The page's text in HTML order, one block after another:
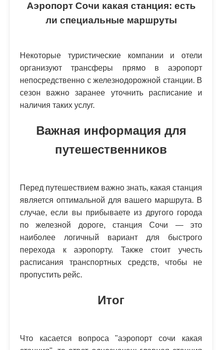
Аэропорт Сочи какая станция: есть
ли специальные маршруты
Некоторые туристические компании и отели
организуют трансферы прямо в аэропорт
непосредственно с железнодорожной станции. В
сезон важно заранее уточнить расписание и
наличия таких услуг.
Важная информация для
путешественников
Перед путешествием важно знать, какая станция
является оптимальной для вашего маршрута. В
случае, если вы прибываете из другого города
по железной дороге, станция Сочи — это
наиболее логичный вариант для быстрого
перехода к аэропорту. Также стоит учесть
расписания транспортных средств, чтобы не
пропустить рейс.
Итог
Что касается вопроса "аэропорт сочи какая